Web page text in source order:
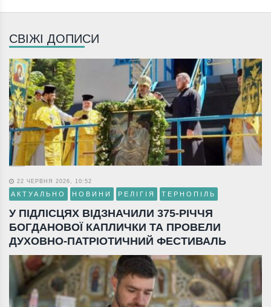
СВІЖІ ДОПИСИ
22 ЧЕРВНЯ 2026, 10:52
АКТУАЛЬНО НОВИНИ РЕЛІГІЯ ТЕРНОПІЛЬ
У ПІДЛІСЦЯХ ВІДЗНАЧИЛИ 375-РІЧЧЯ
БОГДАНОВОЇ КАПЛИЧКИ ТА ПРОВЕЛИ
ДУХОВНО-ПАТРІОТИЧНИЙ ФЕСТИВАЛЬ